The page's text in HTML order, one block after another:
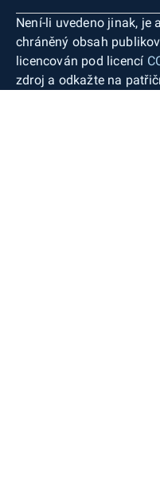
Není-li uvedeno jinak, je
chráněný obsah
licencován pod licencí
zdroj a odkažte na